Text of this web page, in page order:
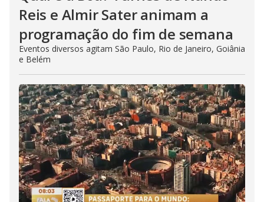
Reis e Almir Sater animam a
programação do fim de semana
Eventos diversos agitam São Paulo, Rio de Janeiro, Goiânia
e Belém